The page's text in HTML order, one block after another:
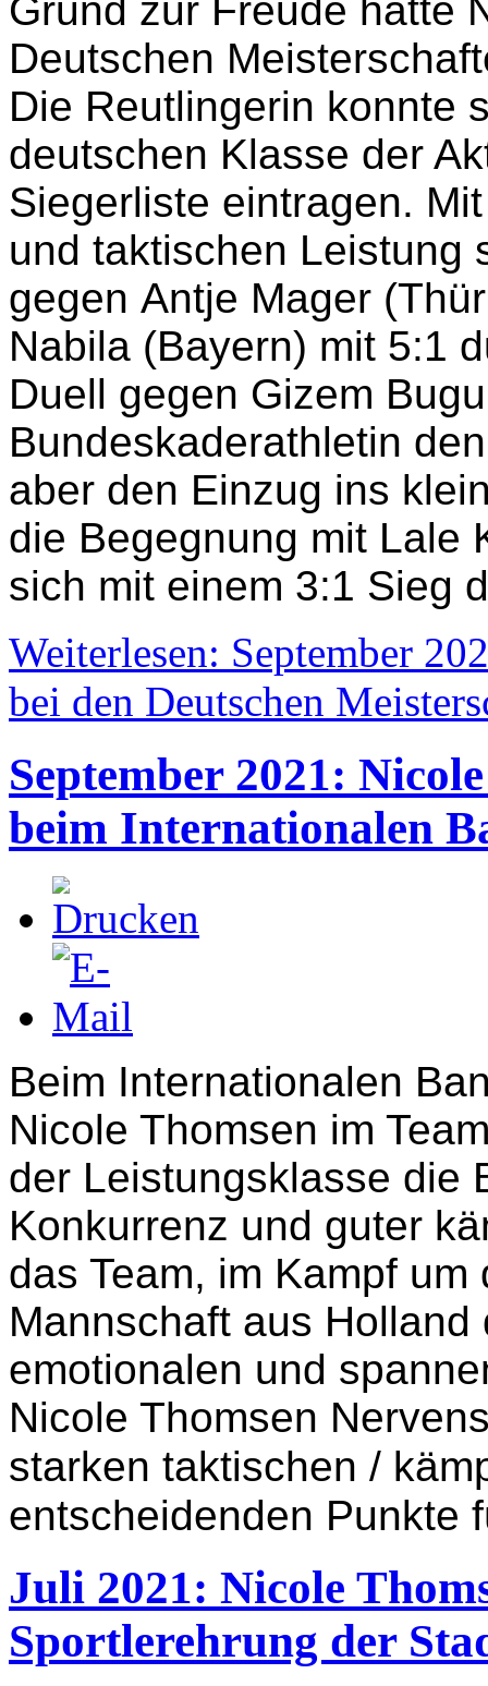
Grund zur Freude hatte
Deutschen
Die Reutlingerin konnte
deutschen Klasse der
Siegerliste eintragen.
und taktischen Leistung
gegen Antje Mager
Nabila (Bayern) mit 5:1
Duell gegen Gizem
Bundeskaderathletin
aber den Einzug ins
die Begegnung mit Lale
sich mit einem 3:1 Sieg
Weiterlesen: September
bei den Deutschen
September 2021:
beim Internationalen
Beim Internationalen
Nicole Thomsen im
der Leistungsklasse die
Konkurrenz und guter
das Team, im Kampf um
Mannschaft aus
emotionalen und
Nicole Thomsen
starken taktischen /
entscheidenden Punkte
Juli 2021: Nicole
Sportlerehrung der